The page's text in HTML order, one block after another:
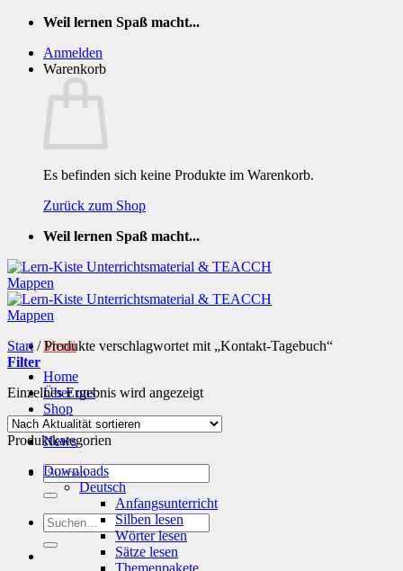
Zum
springen
Weil lernen Spaß macht...
Anmelden
Warenkorb
Es befinden sich keine Produkte im Warenkorb.
Zurück zum Shop
Weil lernen Spaß macht...
Menü
Home
Über uns
Shop
Info
News
Suchen
nach:
Suchen
nach:
Start /Produkte verschlagwortet mit „Kontakt-Tagebuch“
Filter
Einzelnes Ergebnis wird angezeigt
Produktkategorien
Downloads
Deutsch
Anfangsunterricht
Silben lesen
Wörter lesen
Sätze lesen
Themenpakete